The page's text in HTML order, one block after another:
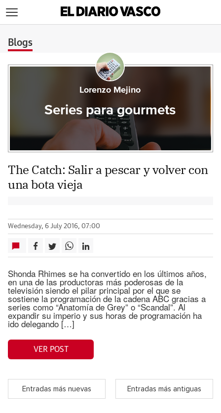
Blogs
Lorenzo Mejino
Series para gourmets
The Catch: Salir a pescar y volver con
una bota vieja
Wednesday, 6 July 2016, 07:00
Shonda Rhimes se ha convertido en los últimos años,
en una de las productoras más poderosas de la
televisión siendo el pilar principal por el que se
sostiene la programación de la cadena ABC gracias a
series como “Anatomía de Grey” o “Scandal”. Al
expandir su imperio y sus horas de programación ha
ido delegando […]
VER POST
Entradas más nuevas Entradas más antiguas